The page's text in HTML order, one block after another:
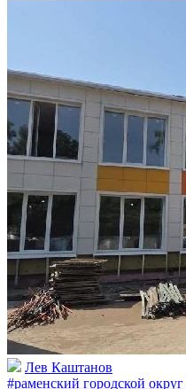
Лев Каштанов
#раменский городской округ